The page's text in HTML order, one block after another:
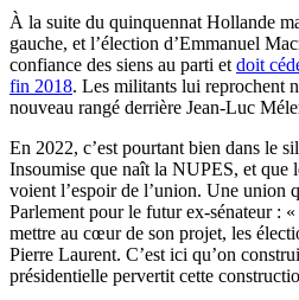
À la suite du quinquennat Hollande
gauche, et l’élection d’Emmanuel
confiance des siens au parti et doit
fin 2018. Les militants lui reprochent
nouveau rangé derrière Jean-Luc
En 2022, c’est pourtant bien dans le
Insoumise que naît la NUPES, et que
voient l’espoir de l’union. Une union
Parlement pour le futur ex-sénateur :
mettre au cœur de son projet, les
Pierre Laurent. C’est ici qu’on
présidentielle pervertit cette